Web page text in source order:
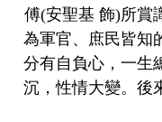
傅(安聖基 飾)所賞
為軍官、庶民皆知
分有自負心，一生
沉，性情大變。後